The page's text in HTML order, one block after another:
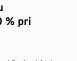
% pri